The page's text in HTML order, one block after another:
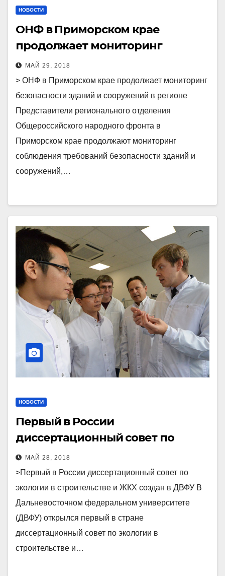
НОВОСТИ
ОНФ в Приморском крае
продолжает мониторинг
безопасности зданий и
сооружений в регионе
МАЙ 29, 2018
> ОНФ в Приморском крае продолжает мониторинг
безопасности зданий и сооружений в регионе
Представители регионального отделения
Общероссийского народного фронта в
Приморском крае продолжают мониторинг
соблюдения требований безопасности зданий и
сооружений,…
НОВОСТИ
Первый в России
диссертационный совет по
экологии в строительстве и ЖКХ
создан в ДВФУ
МАЙ 28, 2018
>Первый в России диссертационный совет по
экологии в строительстве и ЖКХ создан в ДВФУ В
Дальневосточном федеральном университете
(ДВФУ) открылся первый в стране
диссертационный совет по экологии в
строительстве и…